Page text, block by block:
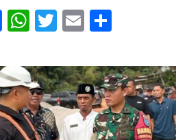
F
e
b
o
o
W
at
s
A
p
T
itt
er
E
ai
l
ar
e